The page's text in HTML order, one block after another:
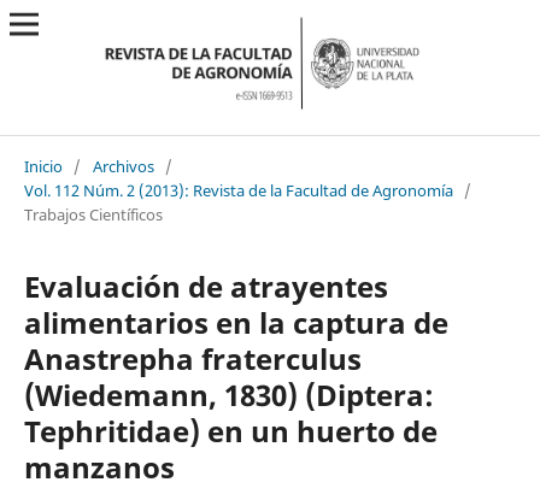
Inicio / Archivos /
Vol. 112 Núm. 2 (2013): Revista de la Facultad de Agronomía /
Trabajos Científicos
Evaluación de atrayentes
alimentarios en la captura de
Anastrepha fraterculus
(Wiedemann, 1830) (Diptera:
Tephritidae) en un huerto de
manzanos